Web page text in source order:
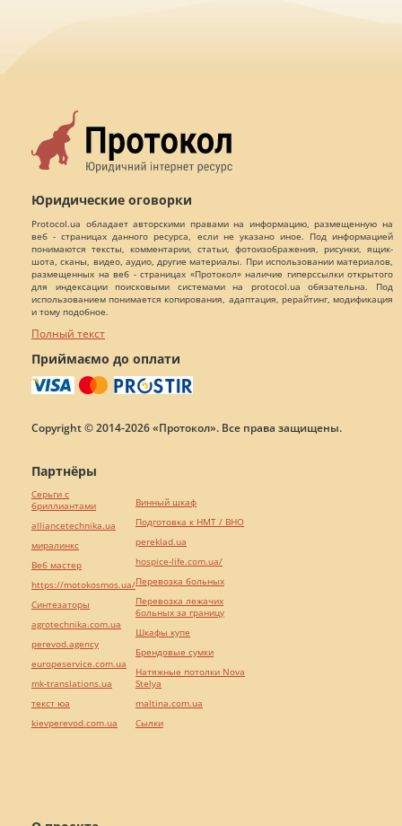
Юридические оговорки
Protocol.ua обладает авторскими правами на информацию, размещенную на
веб - страницах данного ресурса, если не указано иное. Под информацией
понимаются тексты, комментарии, статьи, фотоизображения, рисунки, ящик-
шота, сканы, видео, аудио, другие материалы. При использовании материалов,
размещенных на веб - страницах «Протокол» наличие гиперссылки открытого
для индексации поисковыми системами на protocol.ua обязательна. Под
использованием понимается копирования, адаптация, рерайтинг, модификация
и тому подобное.
Полный текст
Приймаємо до оплати
Copyright © 2014-2026 «Протокол». Все права защищены.
Партнёры
Серьги с
бриллиантами
alliancetechnika.ua
миралинкс
Веб мастер
https://motokosmos.ua/
Синтезаторы
agrotechnika.com.ua
perevod.agency
europeservice.com.ua
mk-translations.ua
текст юа
kievperevod.com.ua
Винный шкаф
Подготовка к НМТ / ВНО
pereklad.ua
hospice-life.com.ua/
Перевозка больных
Перевозка лежачих
больных за границу
Шкафы купе
Брендовые сумки
Натяжные потолки Nova
Stelya
maltina.com.ua
Cылки